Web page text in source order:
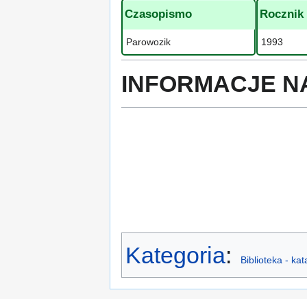
Czasopismo
Parowozik
Rocznik
1993
INFORMACJE
Kategoria: Biblioteka -